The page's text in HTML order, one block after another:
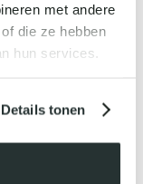
met andere
die ze hebben
hun services.
Details tonen
behanding en fijne